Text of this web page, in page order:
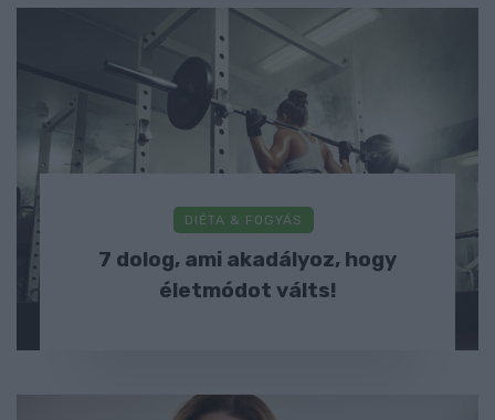
DIÉTA & FOGYÁS
7 dolog, ami akadályoz, hogy
életmódot válts!